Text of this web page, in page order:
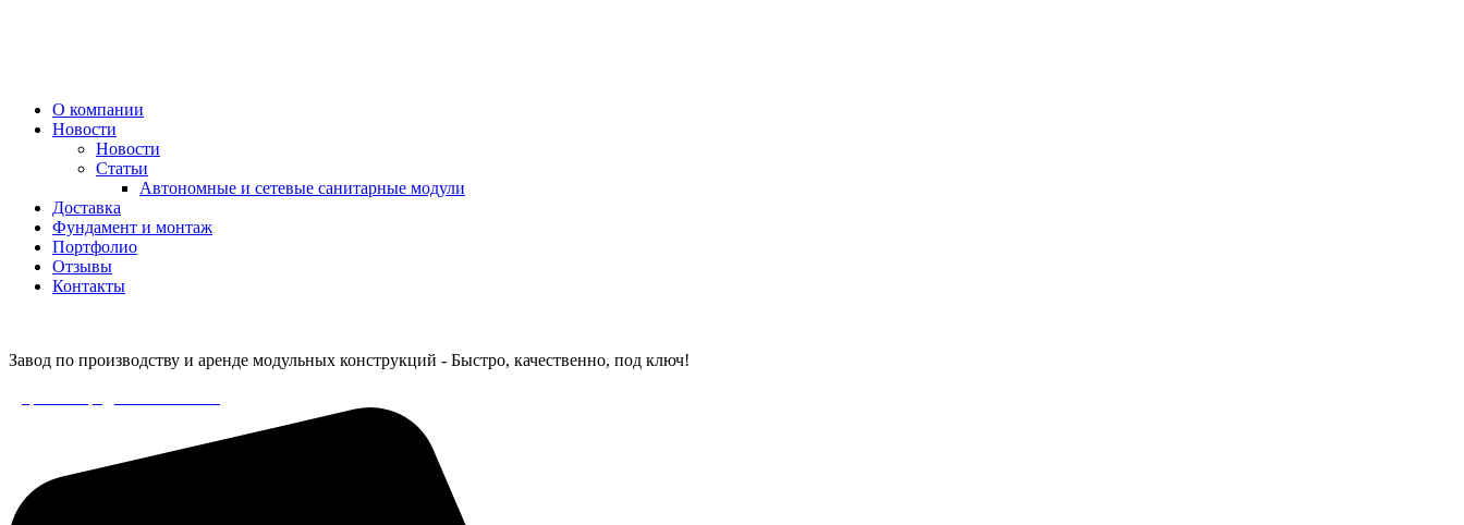
О компании
Новости
Новости
Статьи
Автономные и сетевые санитарные модули
Доставка
Фундамент и монтаж
Портфолио
Отзывы
Контакты
Завод по производству и аренде модульных конструкций - Быстро, качественно, под ключ!